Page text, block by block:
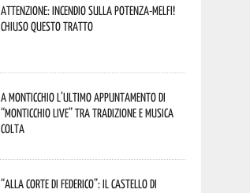
Attenzione: incendio sulla Potenza-Melfi!
Chiuso questo tratto
A Monticchio l’ultimo appuntamento di
“Monticchio Live” tra tradizione e musica
colta
“Alla corte di Federico”: il Castello di